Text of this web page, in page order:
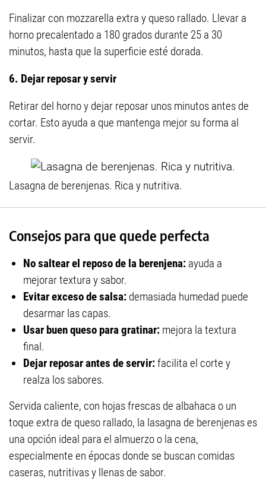
Finalizar con mozzarella extra y queso rallado. Llevar a
horno precalentado a 180 grados durante 25 a 30
minutos, hasta que la superficie esté dorada.
6. Dejar reposar y servir
Retirar del horno y dejar reposar unos minutos antes de
cortar. Esto ayuda a que mantenga mejor su forma al
servir.
Lasagna de berenjenas. Rica y nutritiva.
Consejos para que quede perfecta
No saltear el reposo de la berenjena: ayuda a
mejorar textura y sabor.
Evitar exceso de salsa: demasiada humedad puede
desarmar las capas.
Usar buen queso para gratinar: mejora la textura
final.
Dejar reposar antes de servir:facilita el corte y
realza los sabores.
Servida caliente, con hojas frescas de albahaca o un
toque extra de queso rallado, la lasagna de berenjenas es
una opción ideal para el almuerzo o la cena,
especialmente en épocas donde se buscan comidas
caseras, nutritivas y llenas de sabor.